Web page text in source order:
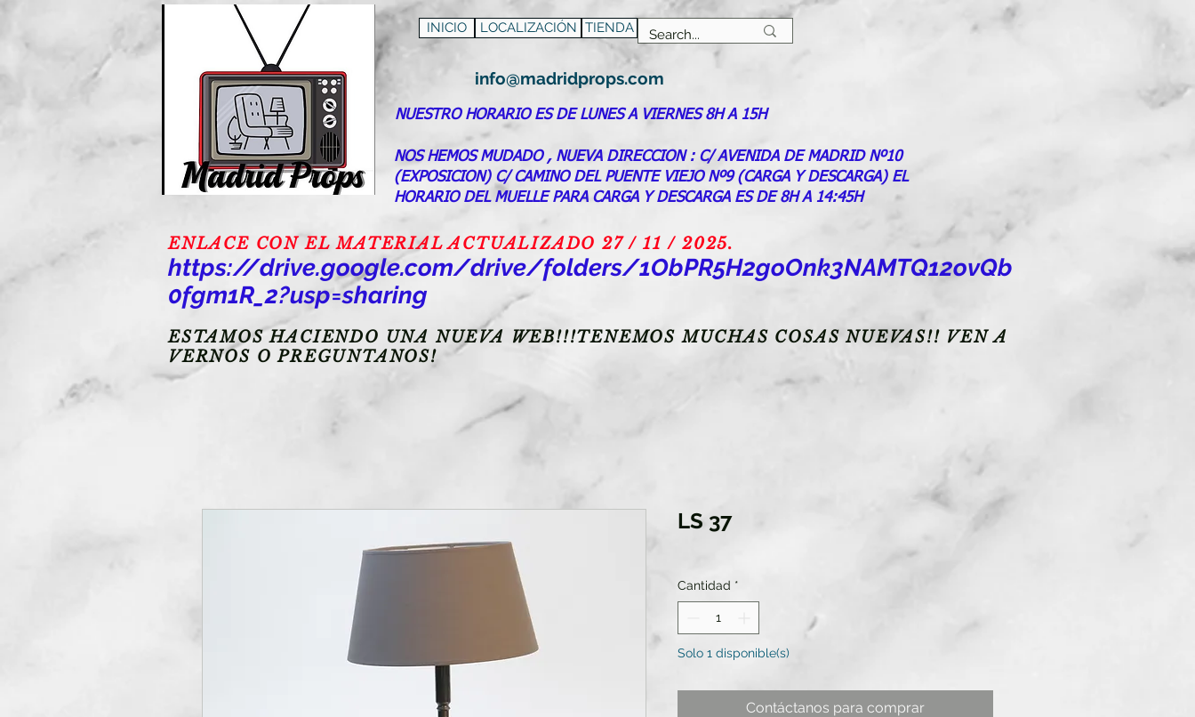
INICIO LOCALIZACIÓN TIENDA
info@madridprops.com
NUESTRO HORARIO ES DE LUNES A VIERNES 8H A 15H
NOS HEMOS MUDADO , NUEVA DIRECCION : C/ AVENIDA DE MADRID Nº10
(EXPOSICION) C/ CAMINO DEL PUENTE VIEJO Nº9 (CARGA Y DESCARGA) EL
HORARIO DEL MUELLE PARA CARGA Y DESCARGA ES DE 8H A 14:45H
ENLACE CON EL MATERIAL ACTUALIZADO 27 / 11 / 2025.
https://drive.google.com/drive/folders/1ObPR5H2goOnk3NAMTQ12ovQb
0fgm1R_2?usp=sharing
ESTAMOS HACIENDO UNA NUEVA WEB!!!TENEMOS MUCHAS COSAS NUEVAS!! VEN A
VERNOS O PREGUNTANOS!
LS 37
Cantidad *
Solo 1 disponible(s)
Contáctanos para comprar